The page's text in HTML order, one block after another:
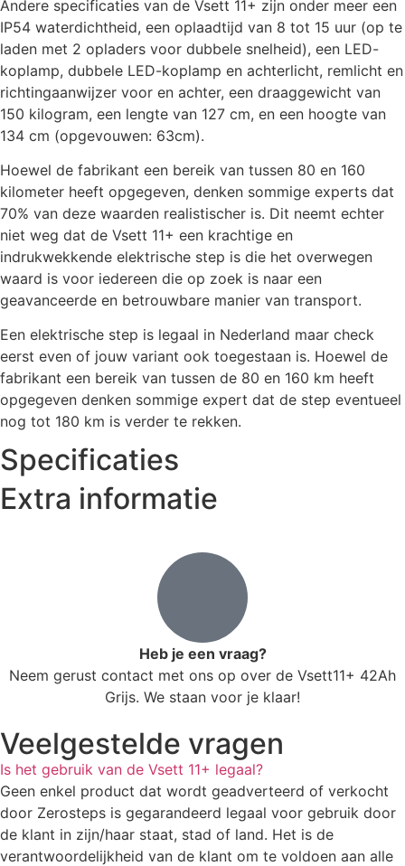
Andere specificaties van de Vsett 11+ zijn onder meer een
IP54 waterdichtheid, een oplaadtijd van 8 tot 15 uur (op te
laden met 2 opladers voor dubbele snelheid), een LED-
koplamp, dubbele LED-koplamp en achterlicht, remlicht en
richtingaanwijzer voor en achter, een draaggewicht van
150 kilogram, een lengte van 127 cm, en een hoogte van
134 cm (opgevouwen: 63cm).
Hoewel de fabrikant een bereik van tussen 80 en 160
kilometer heeft opgegeven, denken sommige experts dat
70% van deze waarden realistischer is. Dit neemt echter
niet weg dat de Vsett 11+ een krachtige en
indrukwekkende elektrische step is die het overwegen
waard is voor iedereen die op zoek is naar een
geavanceerde en betrouwbare manier van transport.
Een elektrische step is legaal in Nederland maar check
eerst even of jouw variant ook toegestaan is. Hoewel de
fabrikant een bereik van tussen de 80 en 160 km heeft
opgegeven denken sommige expert dat de step eventueel
nog tot 180 km is verder te rekken.
Specificaties
Extra informatie
Heb je een vraag?
Neem gerust contact met ons op over de Vsett11+ 42Ah
Grijs. We staan voor je klaar!
Veelgestelde vragen
Is het gebruik van de Vsett 11+ legaal?
Geen enkel product dat wordt geadverteerd of verkocht
door Zerosteps is gegarandeerd legaal voor gebruik door
de klant in zijn/haar staat, stad of land. Het is de
verantwoordelijkheid van de klant om te voldoen aan alle